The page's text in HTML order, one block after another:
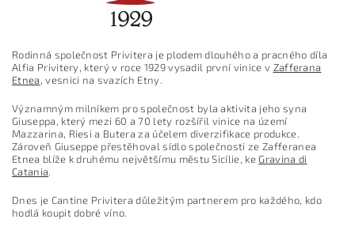
Rodinná společnost Privitera je plodem dlouhého a pracného díla
Alfia Privitery, který v roce 1929 vysadil první vinice v Zafferana
Etnea, vesnici na svazích Etny.
Významným milníkem pro společnost byla aktivita jeho syna
Giuseppa, který mezi 60 a 70 lety rozšířil vinice na území
Mazzarina, Riesi a Butera za účelem diverzifikace produkce.
Zároveň Giuseppe přestěhoval sídlo společnosti ze Zafferanea
Etnea blíže k druhému největšímu městu Sicílie, ke Gravina di
Catania.
Dnes je Cantine Privitera důležitým partnerem pro každého, kdo
hodlá koupit dobré víno.